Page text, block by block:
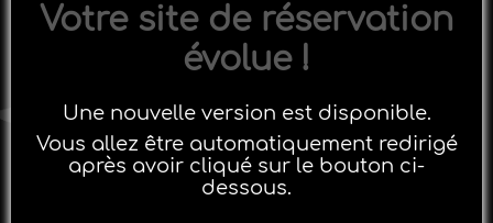
Votre site de réservation
évolue !
Une nouvelle version est disponible.
Vous allez être automatiquement redirigé
après avoir cliqué sur le bouton ci-
dessous.